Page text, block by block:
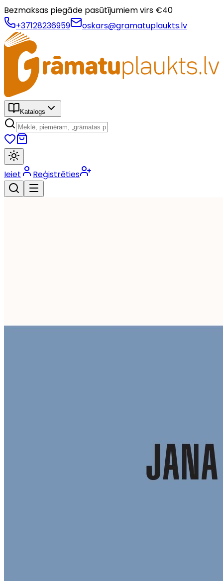
Bezmaksas piegāde pasūtījumiem virs €40
+37128236959
oskars@gramatuplaukts.lv
Katalogs
Ieiet Reģistrēties